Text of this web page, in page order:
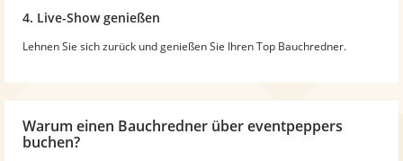
4. Live-Show genießen
Lehnen Sie sich zurück und genießen Sie Ihren Top Bauchredner.
Warum einen Bauchredner über eventpeppers
buchen?